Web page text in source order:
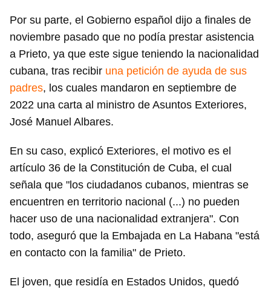
Por su parte, el Gobierno español dijo a finales de
noviembre pasado que no podía prestar asistencia
a Prieto, ya que este sigue teniendo la nacionalidad
cubana, tras recibir una petición de ayuda de sus
padres, los cuales mandaron en septiembre de
2022 una carta al ministro de Asuntos Exteriores,
José Manuel Albares.
En su caso, explicó Exteriores, el motivo es el
artículo 36 de la Constitución de Cuba, el cual
señala que "los ciudadanos cubanos, mientras se
encuentren en territorio nacional (...) no pueden
hacer uso de una nacionalidad extranjera". Con
todo, aseguró que la Embajada en La Habana "está
en contacto con la familia" de Prieto.
El joven, que residía en Estados Unidos, quedó